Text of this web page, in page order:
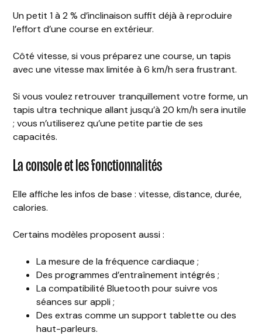
Un petit 1 à 2 % d’inclinaison suffit déjà à reproduire
l’effort d’une course en extérieur.
Côté vitesse, si vous préparez une course, un tapis
avec une vitesse max limitée à 6 km/h sera frustrant.
Si vous voulez retrouver tranquillement votre forme, un
tapis ultra technique allant jusqu’à 20 km/h sera inutile
; vous n’utiliserez qu’une petite partie de ses
capacités.
La console et les fonctionnalités
Elle affiche les infos de base : vitesse, distance, durée,
calories.
Certains modèles proposent aussi :
La mesure de la fréquence cardiaque ;
Des programmes d’entraînement intégrés ;
La compatibilité Bluetooth pour suivre vos
séances sur appli ;
Des extras comme un support tablette ou des
haut-parleurs.